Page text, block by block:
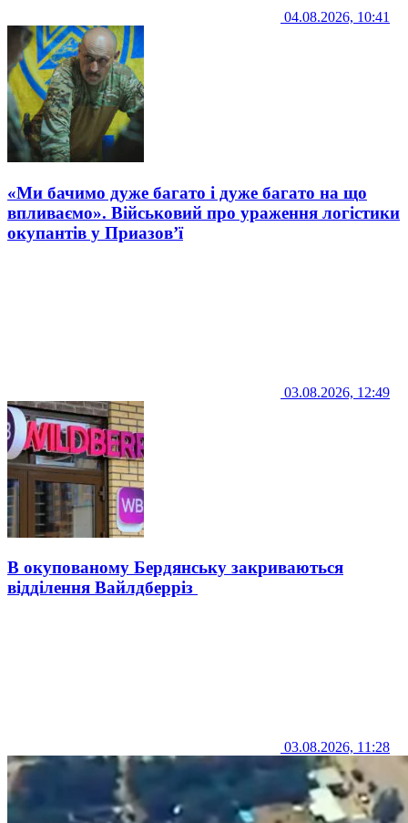
04.08.2026, 10:41
«Ми бачимо дуже багато і дуже багато на що
впливаємо». Військовий про ураження логістики
окупантів у Приазов’ї
03.08.2026, 12:49
В окупованому Бердянську закриваються
відділення Вайлдберріз
03.08.2026, 11:28